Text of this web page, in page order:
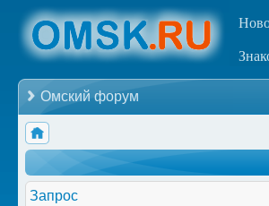
Омский форум
Запрос